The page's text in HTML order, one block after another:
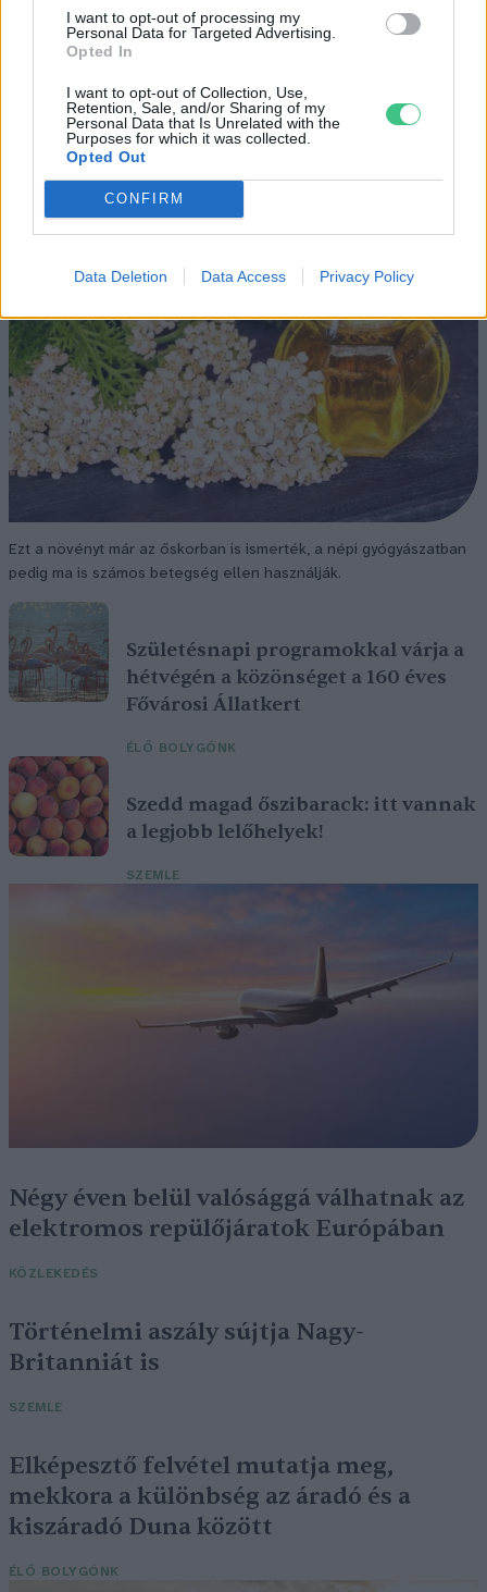
I want to opt-out of processing my
Personal Data for Targeted Advertising.
Opted In
I want to opt-out of Collection, Use,
Retention, Sale, and/or Sharing of my
Personal Data that Is Unrelated with the
Purposes for which it was collected.
Opted Out
CONFIRM
Data Deletion Data Access Privacy Policy
ismert gyógynövény
EGÉSZSÉGÜNK Börzsey Barbara 1 perc
Ezt a növényt már az őskorban is ismerték, a népi gyógyászatban
pedig ma is számos betegség ellen használják.
Születésnapi programokkal várja a
hétvégén a közönséget a 160 éves
Fővárosi Állatkert
ÉLŐ BOLYGÓNK
Szedd magad őszibarack: itt vannak
a legjobb lelőhelyek!
SZEMLE
Négy éven belül valósággá válhatnak az
elektromos repülőjáratok Európában
KÖZLEKEDÉS
Történelmi aszály sújtja Nagy-
Britanniát is
SZEMLE
Elképesztő felvétel mutatja meg,
mekkora a különbség az áradó és a
kiszáradó Duna között
ÉLŐ BOLYGÓNK